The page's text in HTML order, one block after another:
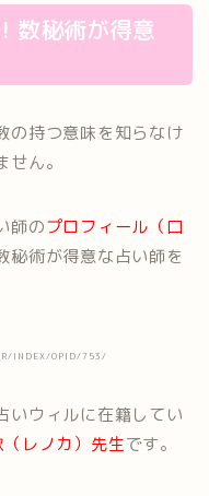
数秘術が得意
の持つ意味を知らなけ
ん。
師のプロフィール（口
秘術が得意な占い師を
INDEX/OPID/753/
いウィルに在籍してい
（レノカ）先生です。